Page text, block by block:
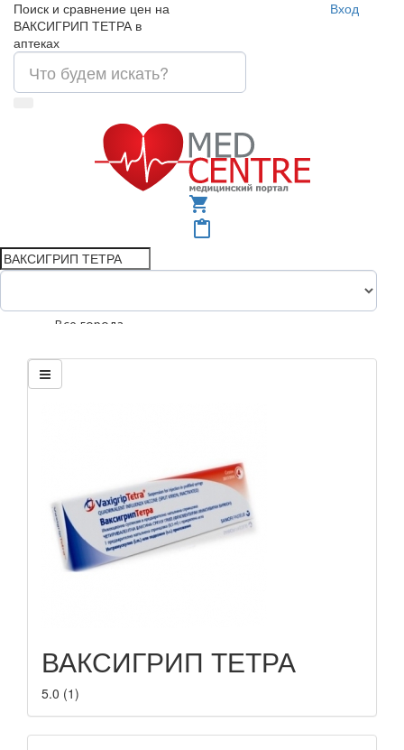
Поиск и сравнение цен на
ВАКСИГРИП ТЕТРА в
аптеках
Вход
shopping_cart
content_paste
Все города
ВАКСИГРИП ТЕТРА
5.0 (1)